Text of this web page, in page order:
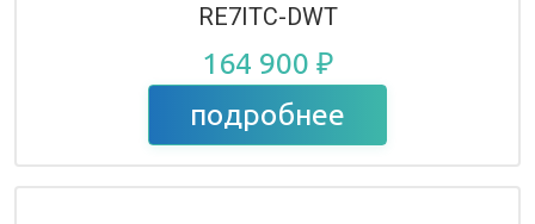
RE7ITC-DWT
164 900 ₽
подробнее